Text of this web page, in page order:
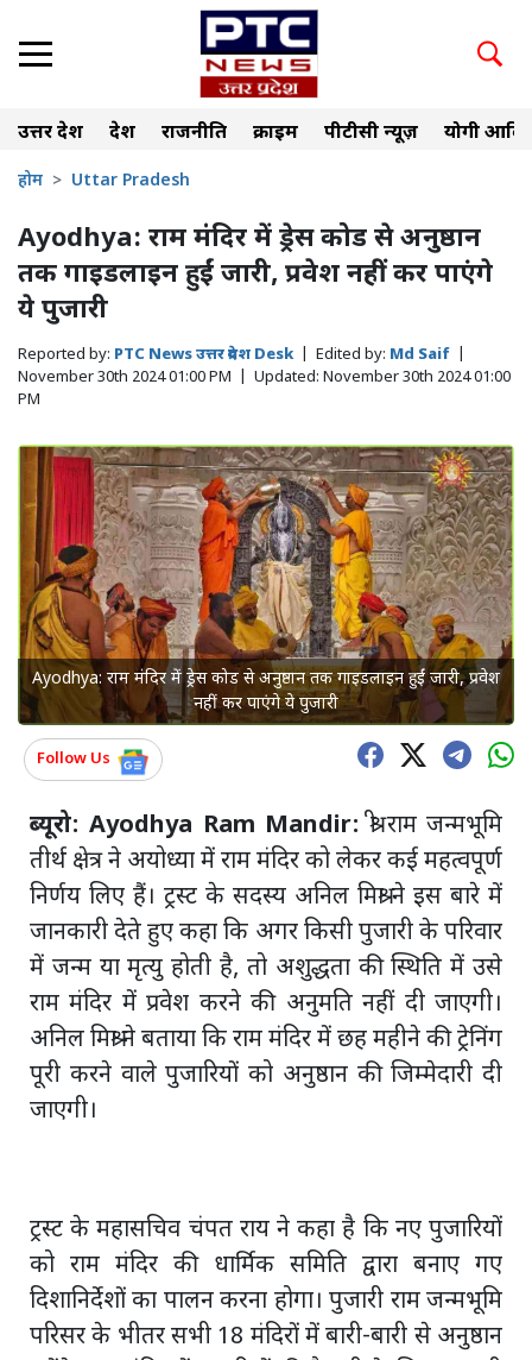
उत्तर प्रदेश देश राजनीति क्राइम पीटीसी न्यूज़ योगी
होम Uttar Pradesh
Ayodhya: राम मंदिर में ड्रेस कोड से अनुष्ठान
तक गाइडलाइन हुईं जारी, प्रवेश नहीं कर पाएंगे
ये पुजारी
Reported by: PTC News उत्तर प्रदेश Desk Edited by: Md Saif
November 30th 2024 01:00 PM
Updated: November 30th 2024 01:00
PM
Ayodhya: राम मंदिर में ड्रेस कोड से अनुष्ठान तक गाइडलाइन हुईं जारी, प्रवेश
नहीं कर पाएंगे ये पुजारी
Follow Us
ब्यूरो: Ayodhya Ram Mandir: श्री राम जन्मभूमि
तीर्थ क्षेत्र ने अयोध्या में राम मंदिर को लेकर कई महत्वपूर्ण
निर्णय लिए हैं। ट्रस्ट के सदस्य अनिल मिश्रा ने इस बारे में
जानकारी देते हुए कहा कि अगर किसी पुजारी के परिवार
में जन्म या मृत्यु होती है, तो अशुद्धता की स्थिति में उसे
राम मंदिर में प्रवेश करने की अनुमति नहीं दी जाएगी।
अनिल मिश्रा ने बताया कि राम मंदिर में छह महीने की ट्रेनिंग
पूरी करने वाले पुजारियों को अनुष्ठान की जिम्मेदारी दी
जाएगी।
ट्रस्ट के महासचिव चंपत राय ने कहा है कि नए पुजारियों
को राम मंदिर की धार्मिक समिति द्वारा बनाए गए
दिशानिर्देशों का पालन करना होगा। पुजारी राम जन्मभूमि
परिसर के भीतर सभी 18 मंदिरों में बारी-बारी से अनुष्ठान